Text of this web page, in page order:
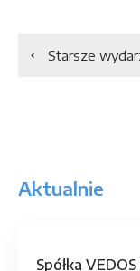
Starsze
Aktualnie
Spółka